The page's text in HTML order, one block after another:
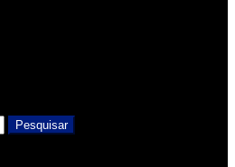
Pesquisar